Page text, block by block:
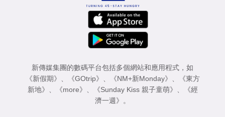
新傳媒集團的數碼平台包括多個網站和應用程式，如
《新假期》
《GOtrip》 《NM+新Monday》
《東方
新地》
《more》 《Sunday Kiss 親子童萌》
《經
濟一週》
。